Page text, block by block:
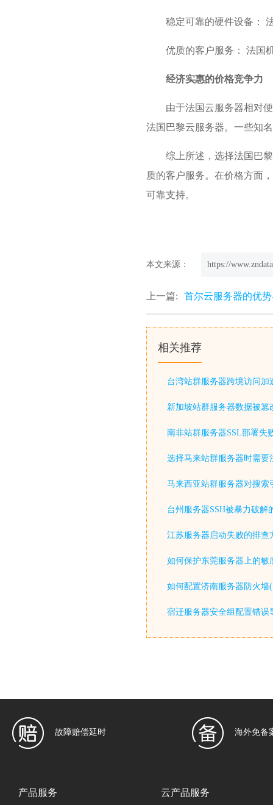
稳定可靠的硬件设备：
优质的客户服务： 法国
经济实惠的价格竞争力
由于法国云服务器相对
法国巴黎云服务器。一些知
综上所述，选择法国巴
质的客户服务。在价格方面
可靠支持。
本文来源： https://
上一篇: 首尔云服务器的优
相关推荐
台湾站群服务器跨境访问加
新加坡站群服务器数据被篡
南非站群服务器SSL部署失
选择马来站群服务器时需要
马来西亚站群服务器对搜索
台州服务器SSH被暴力破解
江苏服务器启动失败的排查
如何保护东莞服务器上的敏
如何配置济南服务器防火墙
宿迁服务器安全组配置错误
故障赔偿延时 海外免备
产品服务 云产品服务